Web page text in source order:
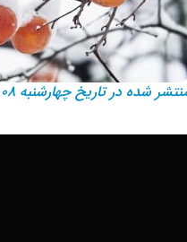
شده در تاریخ چهارشنبه ۰۸ اسفند ۱۴۰۳